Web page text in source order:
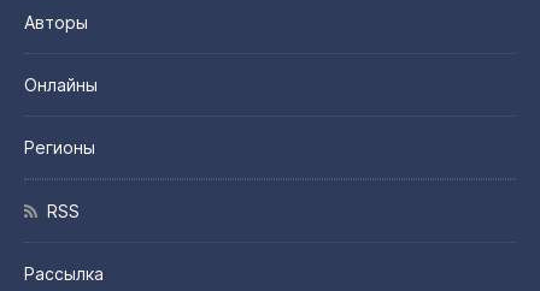
Авторы
Онлайны
Регионы
RSS
Рассылка